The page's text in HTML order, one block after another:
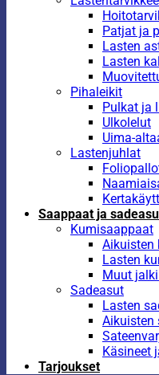
Patjat ja
Lasten
Lasten
Pihaleikit
Pulkat ja
Ulkolelut
Uima-
Lastenjuhlat
Saappaat ja
Kumisaappaat
Aikuisten
Lasten
Muut
Sadeasut
Lasten
Aikuisten
Käsineet
Tarjoukset